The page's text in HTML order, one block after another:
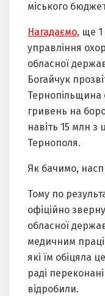
міського
Нагадаємо, ще 1
управління
обласної
Богайчук
Тернопільщина
гривень на
навіть 15 млн з
Тернополя.
Як бачимо,
Тому по
офіційно
обласної
медичним
які їм обіцяла
раді
відробили.